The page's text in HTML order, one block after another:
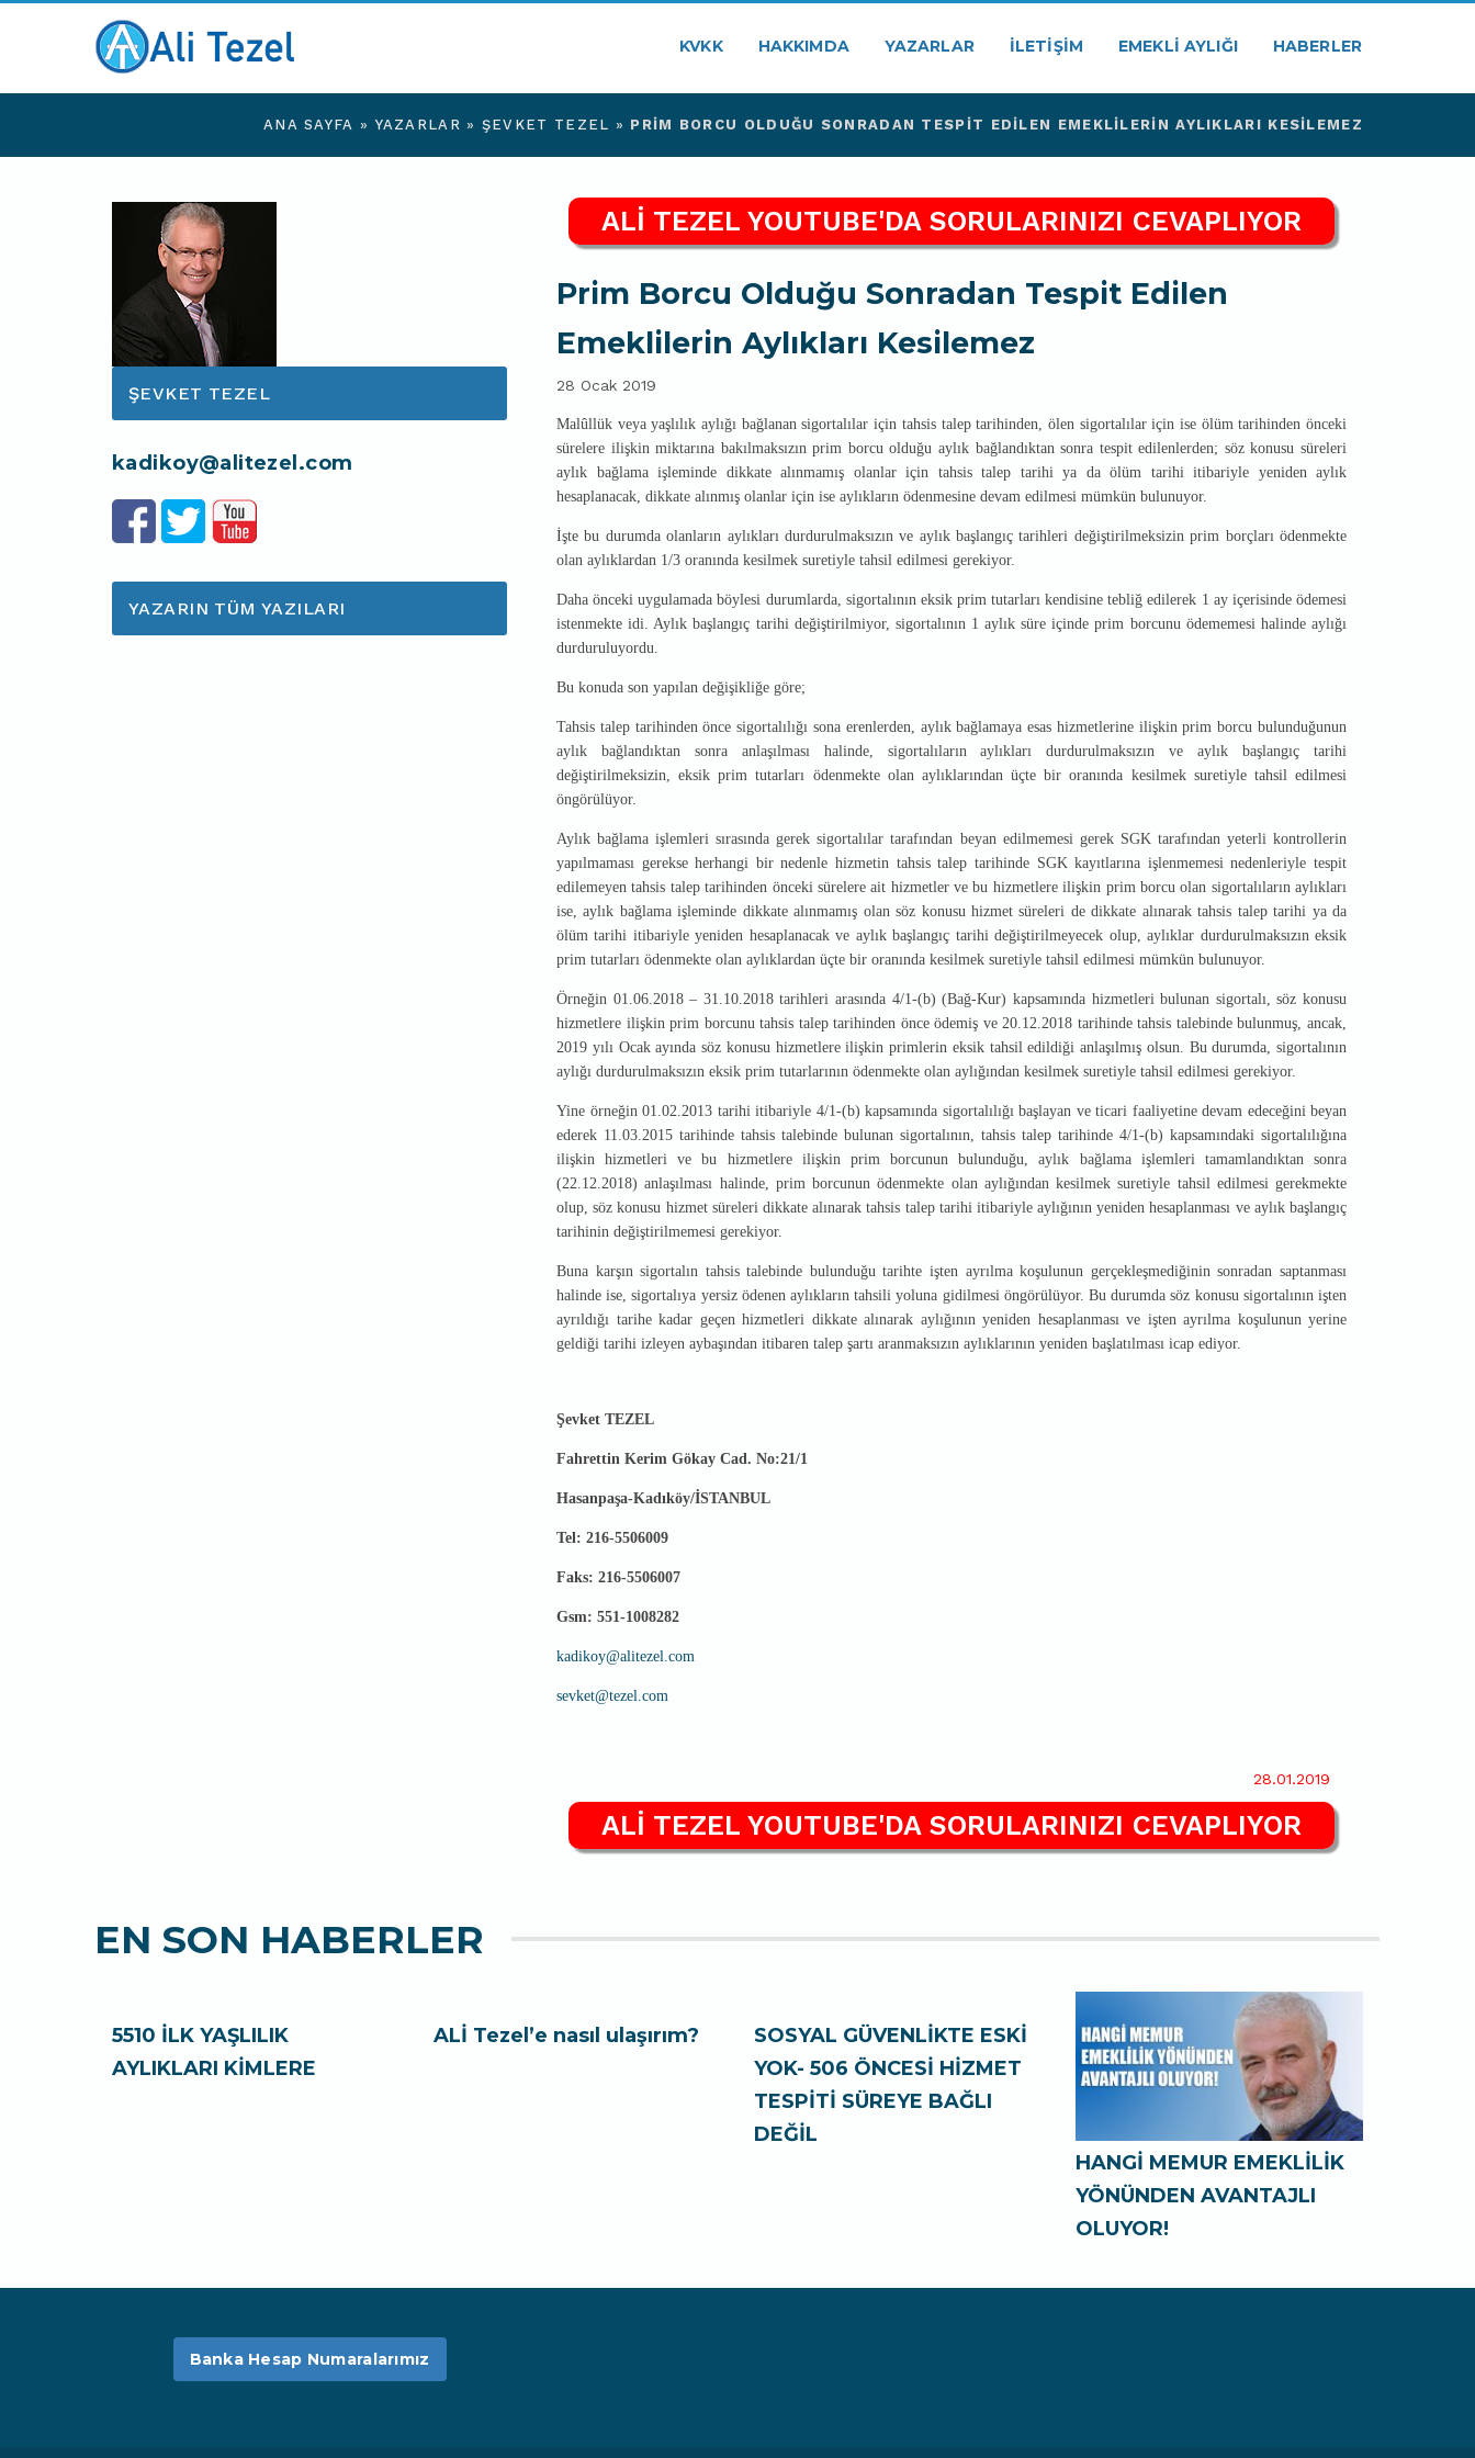
KVKK HAKKIMDA YAZARLAR İLETIŞIM EMEKLI AYLIĞI HABERLER
ANA SAYFA »YAZARLAR » ŞEVKET TEZEL » PRIM BORCU OLDUĞU SONRADAN TESPIT EDILEN EMEKLILERIN AYLIKLARI KESILEMEZ
ŞEVKET TEZEL
kadikoy@alitezel.com
YAZARIN TÜM YAZILARI
ALİ TEZEL YOUTUBE'DA SORULARINIZI CEVAPLIYOR
Prim Borcu Olduğu Sonradan Tespit Edilen
Emeklilerin Aylıkları Kesilemez
28 Ocak 2019
Malûllük veya yaşlılık aylığı bağlanan sigortalılar için tahsis talep tarihinden, ölen sigortalılar için ise ölüm tarihinden önceki
sürelere ilişkin miktarına bakılmaksızın prim borcu olduğu aylık bağlandıktan sonra tespit edilenlerden; söz konusu süreleri
aylık bağlama işleminde dikkate alınmamış olanlar için tahsis talep tarihi ya da ölüm tarihi itibariyle yeniden aylık
hesaplanacak, dikkate alınmış olanlar için ise aylıkların ödenmesine devam edilmesi mümkün bulunuyor.
İşte bu durumda olanların aylıkları durdurulmaksızın ve aylık başlangıç tarihleri değiştirilmeksizin prim borçları ödenmekte
olan aylıklardan 1/3 oranında kesilmek suretiyle tahsil edilmesi gerekiyor.
Daha önceki uygulamada böylesi durumlarda, sigortalının eksik prim tutarları kendisine tebliğ edilerek 1 ay içerisinde ödemesi
istenmekte idi. Aylık başlangıç tarihi değiştirilmiyor, sigortalının 1 aylık süre içinde prim borcunu ödememesi halinde aylığı
durduruluyordu.
Bu konuda son yapılan değişikliğe göre;
Tahsis talep tarihinden önce sigortalılığı sona erenlerden, aylık bağlamaya esas hizmetlerine ilişkin prim borcu bulunduğunun
aylık bağlandıktan sonra anlaşılması halinde, sigortalıların aylıkları durdurulmaksızın ve aylık başlangıç tarihi
değiştirilmeksizin, eksik prim tutarları ödenmekte olan aylıklarından üçte bir oranında kesilmek suretiyle tahsil edilmesi
öngörülüyor.
Aylık bağlama işlemleri sırasında gerek sigortalılar tarafından beyan edilmemesi gerek SGK tarafından yeterli kontrollerin
yapılmaması gerekse herhangi bir nedenle hizmetin tahsis talep tarihinde SGK kayıtlarına işlenmemesi nedenleriyle tespit
edilemeyen tahsis talep tarihinden önceki sürelere ait hizmetler ve bu hizmetlere ilişkin prim borcu olan sigortalıların aylıkları
ise, aylık bağlama işleminde dikkate alınmamış olan söz konusu hizmet süreleri de dikkate alınarak tahsis talep tarihi ya da
ölüm tarihi itibariyle yeniden hesaplanacak ve aylık başlangıç tarihi değiştirilmeyecek olup, aylıklar durdurulmaksızın eksik
prim tutarları ödenmekte olan aylıklardan üçte bir oranında kesilmek suretiyle tahsil edilmesi mümkün bulunuyor.
Örneğin 01.06.2018 – 31.10.2018 tarihleri arasında 4/1-(b) (Bağ-Kur) kapsamında hizmetleri bulunan sigortalı, söz konusu
hizmetlere ilişkin prim borcunu tahsis talep tarihinden önce ödemiş ve 20.12.2018 tarihinde tahsis talebinde bulunmuş, ancak,
2019 yılı Ocak ayında söz konusu hizmetlere ilişkin primlerin eksik tahsil edildiği anlaşılmış olsun. Bu durumda, sigortalının
aylığı durdurulmaksızın eksik prim tutarlarının ödenmekte olan aylığından kesilmek suretiyle tahsil edilmesi gerekiyor.
Yine örneğin 01.02.2013 tarihi itibariyle 4/1-(b) kapsamında sigortalılığı başlayan ve ticari faaliyetine devam edeceğini beyan
ederek 11.03.2015 tarihinde tahsis talebinde bulunan sigortalının, tahsis talep tarihinde 4/1-(b) kapsamındaki sigortalılığına
ilişkin hizmetleri ve bu hizmetlere ilişkin prim borcunun bulunduğu, aylık bağlama işlemleri tamamlandıktan sonra
(22.12.2018) anlaşılması halinde, prim borcunun ödenmekte olan aylığından kesilmek suretiyle tahsil edilmesi gerekmekte
olup, söz konusu hizmet süreleri dikkate alınarak tahsis talep tarihi itibariyle aylığının yeniden hesaplanması ve aylık başlangıç
tarihinin değiştirilmemesi gerekiyor.
Buna karşın sigortalın tahsis talebinde bulunduğu tarihte işten ayrılma koşulunun gerçekleşmediğinin sonradan saptanması
halinde ise, sigortalıya yersiz ödenen aylıkların tahsili yoluna gidilmesi öngörülüyor. Bu durumda söz konusu sigortalının işten
ayrıldığı tarihe kadar geçen hizmetleri dikkate alınarak aylığının yeniden hesaplanması ve işten ayrılma koşulunun yerine
geldiği tarihi izleyen aybaşından itibaren talep şartı aranmaksızın aylıklarının yeniden başlatılması icap ediyor.
Şevket TEZEL
Fahrettin Kerim Gökay Cad. No:21/1
Hasanpaşa-Kadıköy/İSTANBUL
Tel: 216-5506009
Faks: 216-5506007
Gsm: 551-1008282
kadikoy@alitezel.com
sevket@tezel.com
28.01.2019
ALİ TEZEL YOUTUBE'DA SORULARINIZI CEVAPLIYOR
EN SON HABERLER
5510 İLK YAŞLILIK
AYLIKLARI KİMLERE
ALİ Tezel’e nasıl ulaşırım?
SOSYAL GÜVENLİKTE ESKİ
YOK- 506 ÖNCESİ HİZMET
TESPİTİ SÜREYE BAĞLI
DEĞİL
HANGİ MEMUR EMEKLİLİK
YÖNÜNDEN AVANTAJLI
OLUYOR!
Banka Hesap Numaralarımız